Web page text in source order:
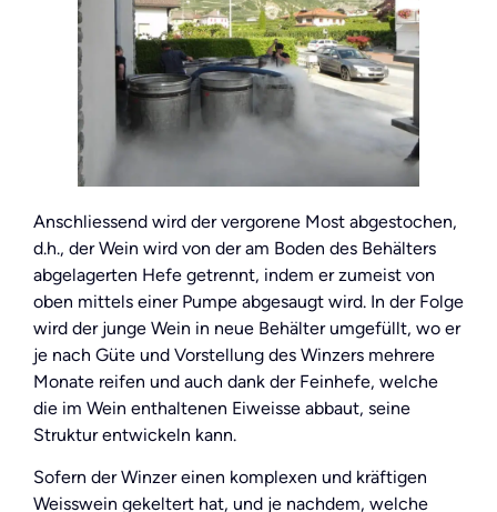
Anschliessend wird der vergorene Most abgestochen,
d.h., der Wein wird von der am Boden des Behälters
abgelagerten Hefe getrennt, indem er zumeist von
oben mittels einer Pumpe abgesaugt wird. In der Folge
wird der junge Wein in neue Behälter umgefüllt, wo er
je nach Güte und Vorstellung des Winzers mehrere
Monate reifen und auch dank der Feinhefe, welche
die im Wein enthaltenen Eiweisse abbaut, seine
Struktur entwickeln kann.
Sofern der Winzer einen komplexen und kräftigen
Weisswein gekeltert hat, und je nachdem, welche